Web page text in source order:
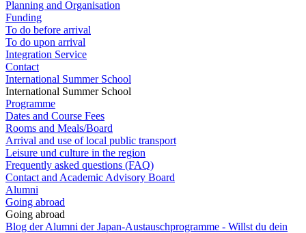
Planning and Organisation
Funding
To do before arrival
To do upon arrival
Integration Service
Contact
International Summer School
International Summer School
Programme
Dates and Course Fees
Rooms and Meals/Board
Arrival and use of local public transport
Leisure und culture in the region
Frequently asked questions (FAQ)
Contact and Academic Advisory Board
Alumni
Going abroad
Going abroad
Blog der Alumni der Japan-Austauschprogramme - Willst du dein